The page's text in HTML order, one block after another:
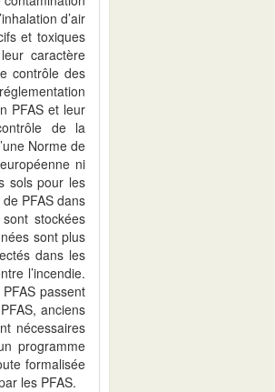
d’air
et toxiques
caractère
contrôle des
PFAS et leur
de la
Norme de
ni
sols pour les
PFAS dans
stockées
sont plus
dans les
l’incendie.
passent
anciens
nécessaires
programme
formalisée
les PFAS.